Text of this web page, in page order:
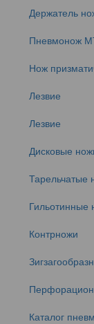
Держатель
Пневмонож
Нож
Лезвие
Лезвие
Дисковые
Тарельчатые
Гильотинные
Контрножи
Каталог